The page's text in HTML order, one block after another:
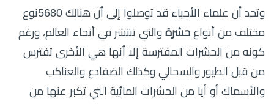
وتجد أن علماء الأحياء قد توصلوا إلى أن هنالك 5680نوع
مختلف من أنواع حشرة والتي تنتشر في أنحاء العالم، ورغم
كونه من الحشرات المفترسة إلا أنها هي الأخرى تفترس
من قبل الطيور والسحالي وكذلك الضفادع والعناكب
والأسماك أو أيا من الحشرات المائية التي تكبر عنها من